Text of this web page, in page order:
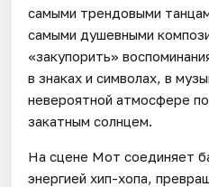
самыми трендовыми
самыми душевными
«закупорить»
в знаках и символах, в
невероятной атмосфере
закатным солнцем.
На сцене Мот соединяет
энергией хип-хопа,